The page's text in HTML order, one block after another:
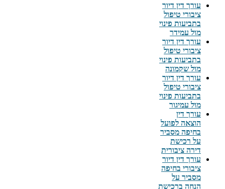
עורך דין דיור
ציבורי טיפול
בתביעות פינוי
מול עמידר
עורך דין דיור
ציבורי טיפול
בתביעות פינוי
מול שקמונה
עורך דין דיור
ציבורי טיפול
בתביעות פינוי
מול עמיגור
עורך דין
הוצאה לפועל
בחיפה מסביר
על רכישת
דירה ציבורית
עורך דין דיור
ציבורי בחיפה
מסביר על
הנחה ברכישת